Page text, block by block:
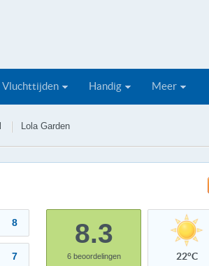
Vluchttijden Handig Meer
Lola Garden
8
7
8.3
6beoordelingen 22°C